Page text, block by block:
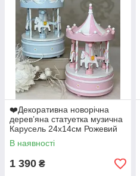
❤️Декоративна новорічна
дерев’яна статуетка музична
Карусель 24х14см Рожевий
В наявності
1 390 ₴